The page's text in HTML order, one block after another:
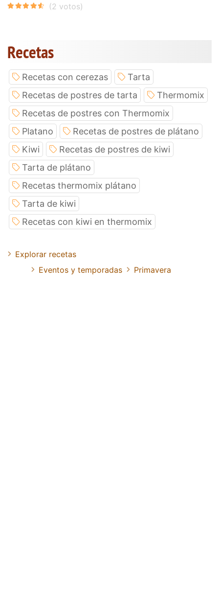
Recetas
Recetas con cerezas
Tarta
Recetas de postres de tarta
Thermomix
Recetas de postres con Thermomix
Platano
Recetas de postres de plátano
Kiwi
Recetas de postres de kiwi
Tarta de plátano
Recetas thermomix plátano
Tarta de kiwi
Recetas con kiwi en thermomix
Explorar recetas
Eventos y temporadas
Primavera